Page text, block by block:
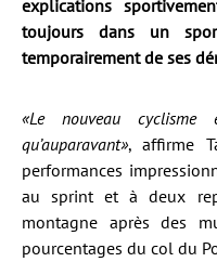
explications
toujours dans un
temporairement de ses
«Le nouveau
qu’auparavant», affirme
performances
au sprint et à deux
montagne après des
pourcentages du col du